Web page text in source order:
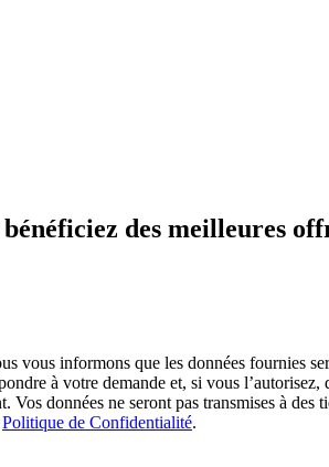
des meilleures
vous informons que les données fournies
à votre demande et, si vous
données ne seront pas transmises à
Politique de Confidentialité.